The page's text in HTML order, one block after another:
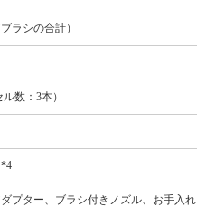
ラシの合計）
数：3本）
プター、ブラシ付きノズル、お手入